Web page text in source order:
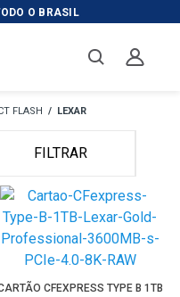
FLASH LEXAR
FILTRAR
CFEXPRESS TYPE B 1TB